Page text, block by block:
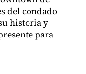
del condado
historia y
para